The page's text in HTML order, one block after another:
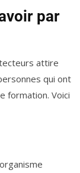
par
attire
qui ont
formation. Voici